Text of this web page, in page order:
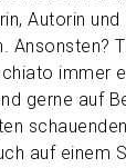
Autorin
Ansonsten?
immer
gerne auf
auf einem